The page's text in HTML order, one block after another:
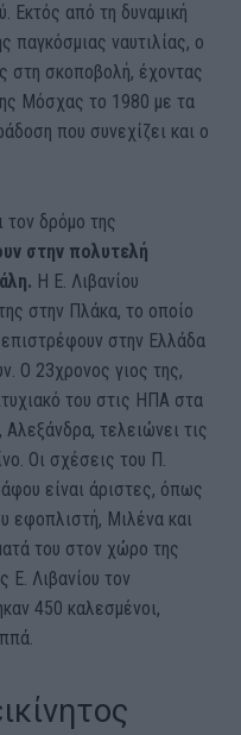
Εκτός από τη δυναμική
παγκόσμιας ναυτιλίας, ο
στη σκοποβολή, έχοντας
Μόσχας τo 1980 με τα
που συνεχίζει και ο
δρόμο της
στην πολυτελή
Η Ε. Λιβανίου
στην Πλάκα, το οποίο
στην Ελλάδα
Ο 23χρονος γιος της,
του στις ΗΠΑ στα
Αλεξάνδρα, τελειώνει τις
Οι σχέσεις του Π.
είναι άριστες, όπως
εφοπλιστή, Μιλένα και
του στον χώρο της
Ε. Λιβανίου τον
450 καλεσμένοι,